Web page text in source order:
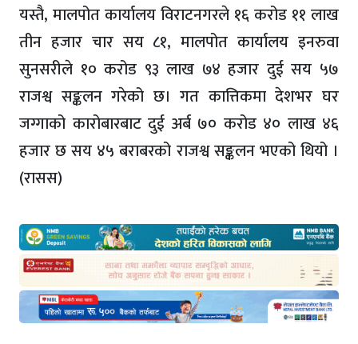
यस्तै, मालपोत कार्यालय विराटनगरले १६ करोड ११ लाख
तीन हजार चार सय ८१, मालपोत कार्यालय इनरुवा
सुनसरीले १० करोड ९३ लाख ७४ हजार दुई सय ५७
राजश्व सङ्कलन गरेको छ। गत कात्तिकमा देशभर घर
जग्गाको कारोबारबाट दुई अर्ब ७० करोड ४० लाख ४६
हजार छ सय ४५ बराबरको राजश्व सङ्कलन भएको थियो ।
(रासस)